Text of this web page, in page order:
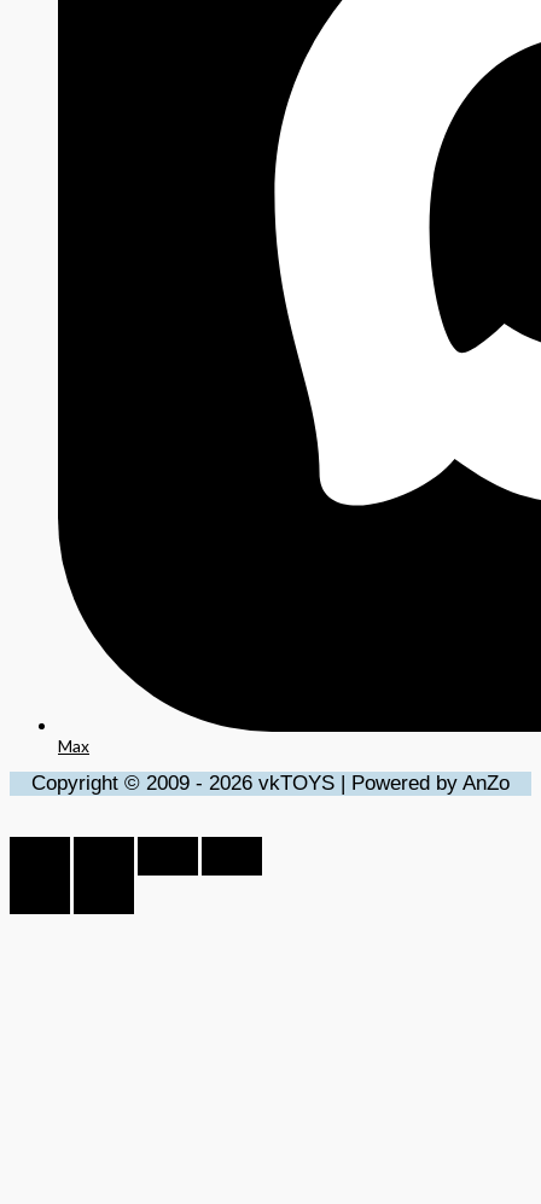
Max
Copyright © 2009 - 2026 vkTOYS | Powered by AnZo